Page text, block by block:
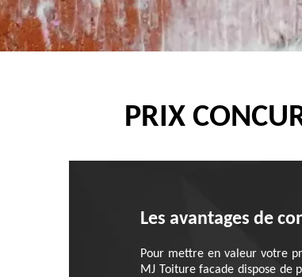
PRIX
Les avantages de
Pour mettre en valeur votre
MJ Toiture facade dispose de